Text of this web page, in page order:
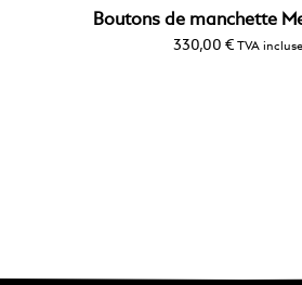
Boutons de manchette
330,00 € TVA incluse